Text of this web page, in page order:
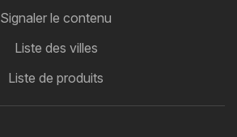
Signaler le contenu
Liste des villes
Liste de produits